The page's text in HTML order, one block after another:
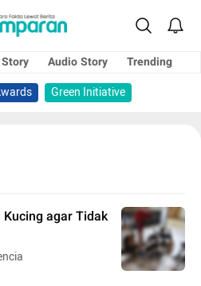
Audio Story
Trending
Green Initiative
agar Tidak